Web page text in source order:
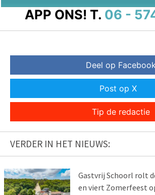
APP ONS! T. 06 -
Deel op
Post op X
Tip de redactie
VERDER IN HET NIEUWS:
Gastvrij Schoorl rolt
en viert Zomerfeest